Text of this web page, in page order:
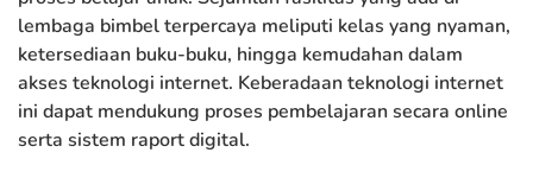
lembaga bimbel terpercaya meliputi kelas yang nyaman,
ketersediaan buku-buku, hingga kemudahan dalam
akses teknologi internet. Keberadaan teknologi internet
ini dapat mendukung proses pembelajaran secara online
serta sistem raport digital.